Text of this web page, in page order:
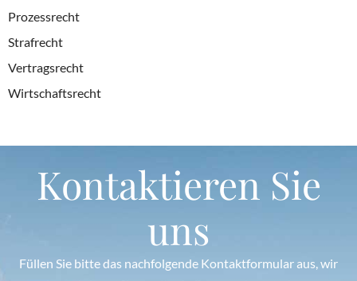
Prozessrecht
Strafrecht
Vertragsrecht
Wirtschaftsrecht
Kontaktieren Sie
uns
Füllen Sie bitte das nachfolgende Kontaktformular aus, wir